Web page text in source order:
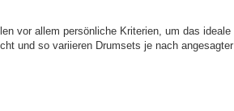
vor allem persönliche Kriterien, um das ideale
und so variieren Drumsets je nach angesagter